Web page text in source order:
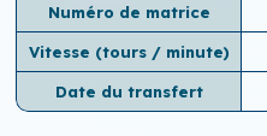
Numéro de matrice
Vitesse (tours / minute)
Date du transfert